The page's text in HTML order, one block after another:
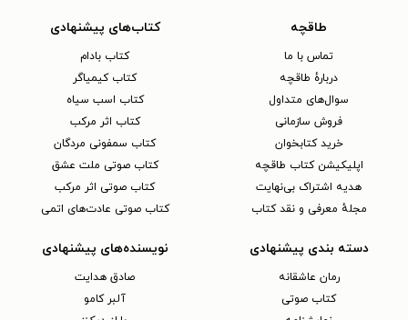
طاقچه
تماس با ما
دربارهٔ طاقچه
سوال‌های متداول
فروش سازمانی
خرید کتابخوان
اپلیکیشن کتاب طاقچه
هدیه اشتراک بی‌نهایت
مجلهٔ معرفی و نقد کتاب
کتاب‌های پیشنهادی
کتاب بادام
کتاب کیمیاگر
کتاب اسب سیاه
کتاب اثر مرکب
کتاب سمفونی مردگان
کتاب صوتی ملت عشق
کتاب صوتی اثر مرکب
کتاب صوتی عادت‌های اتمی
دسته بندی پیشنهادی
رمان عاشقانه
کتاب‌ صوتی
نویسنده‌های پیشنهادی
صادق هدایت
آلبر کامو